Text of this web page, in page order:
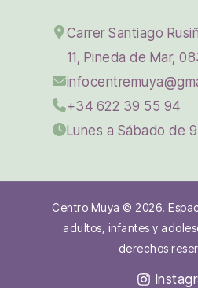
Carrer Santiago
11, Pineda de Mar,
+34 622 39 55 94
Lunes a Sábado de
Centro Muya © 2026.
adultos, infantes y
derechos